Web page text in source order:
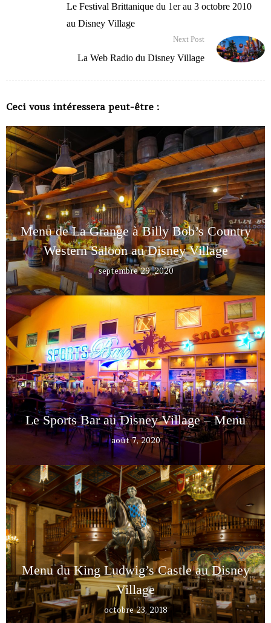
Le Festival Brittanique du 1er au 3 octobre 2010
au Disney Village
Next Post
La Web Radio du Disney Village
Ceci vous intéressera peut-être :
Menu de La Grange à Billy Bob’s Country
Western Saloon au Disney Village
septembre 29, 2020
Le Sports Bar au Disney Village – Menu
août 7, 2020
Menu du King Ludwig’s Castle au Disney
Village
octobre 23, 2018